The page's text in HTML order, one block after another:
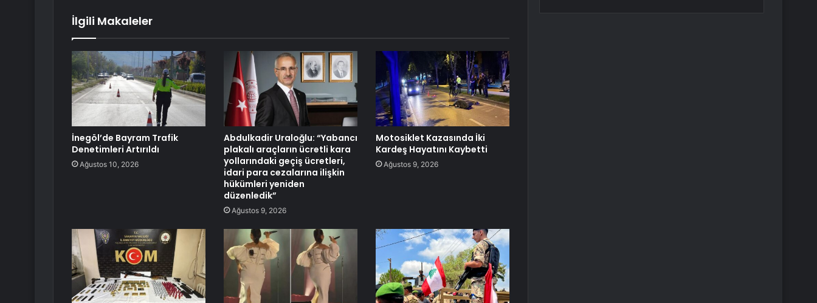
İlgili Makaleler
İnegöl’de Bayram Trafik
Denetimleri Artırıldı
Ağustos 10, 2026
Abdulkadir Uraloğlu: “Yabancı
plakalı araçların ücretli kara
yollarındaki geçiş ücretleri,
idari para cezalarına ilişkin
hükümleri yeniden
düzenledik”
Ağustos 9, 2026
Motosiklet Kazasında İki
Kardeş Hayatını Kaybetti
Ağustos 9, 2026